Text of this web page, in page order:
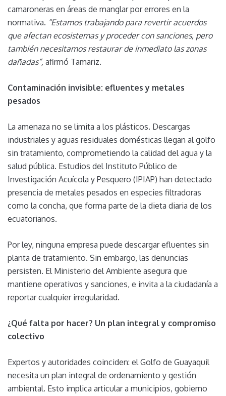
camaroneras en áreas de manglar por errores en la
normativa. “Estamos trabajando para revertir acuerdos
que afectan ecosistemas y proceder con sanciones, pero
también necesitamos restaurar de inmediato las zonas
dañadas”, afirmó Tamariz.
Contaminación invisible: efluentes y metales
pesados
La amenaza no se limita a los plásticos. Descargas
industriales y aguas residuales domésticas llegan al golfo
sin tratamiento, comprometiendo la calidad del agua y la
salud pública. Estudios del Instituto Público de
Investigación Acuícola y Pesquero (IPIAP) han detectado
presencia de metales pesados en especies filtradoras
como la concha, que forma parte de la dieta diaria de los
ecuatorianos.
Por ley, ninguna empresa puede descargar efluentes sin
planta de tratamiento. Sin embargo, las denuncias
persisten. El Ministerio del Ambiente asegura que
mantiene operativos y sanciones, e invita a la ciudadanía a
reportar cualquier irregularidad.
¿Qué falta por hacer? Un plan integral y compromiso
colectivo
Expertos y autoridades coinciden: el Golfo de Guayaquil
necesita un plan integral de ordenamiento y gestión
ambiental. Esto implica articular a municipios, gobierno